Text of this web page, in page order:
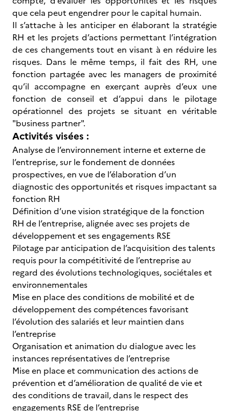
que cela peut engendrer pour le capital humain.
Il s’attache à les anticiper en élaborant la stratégie
RH et les projets d’actions permettant l’intégration
de ces changements tout en visant à en réduire les
risques. Dans le même temps, il fait des RH, une
fonction partagée avec les managers de proximité
qu’il accompagne en exerçant auprès d’eux une
fonction de conseil et d’appui dans le pilotage
opérationnel des projets se situant en véritable
"business partner".
Activités visées :
Analyse de l’environnement interne et externe de
l’entreprise, sur le fondement de données
prospectives, en vue de l’élaboration d’un
diagnostic des opportunités et risques impactant sa
fonction RH
Définition d’une vision stratégique de la fonction
RH de l’entreprise, alignée avec ses projets de
développement et ses engagements RSE
Pilotage par anticipation de l’acquisition des talents
requis pour la compétitivité de l’entreprise au
regard des évolutions technologiques, sociétales et
environnementales
Mise en place des conditions de mobilité et de
développement des compétences favorisant
l’évolution des salariés et leur maintien dans
l’entreprise
Organisation et animation du dialogue avec les
instances représentatives de l’entreprise
Mise en place et communication des actions de
prévention et d’amélioration de qualité de vie et
des conditions de travail, dans le respect des
engagements RSE de l’entreprise